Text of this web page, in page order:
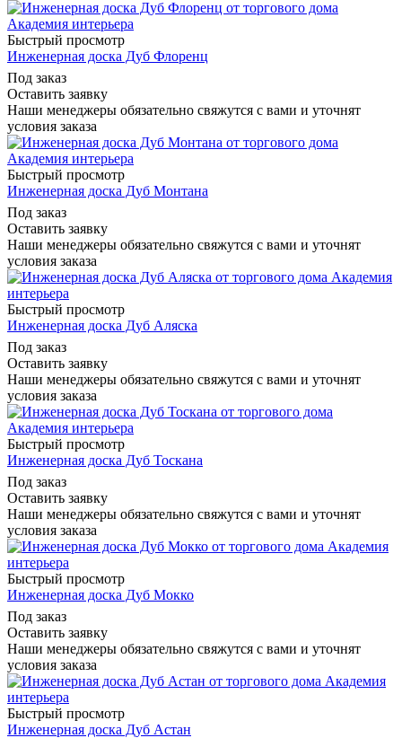
Быстрый просмотр
Инженерная доска Дуб Флоренц
Под заказ
Оставить заявку
Наши менеджеры обязательно свяжутся с вами и уточнят
условия заказа
Быстрый просмотр
Инженерная доска Дуб Монтана
Под заказ
Оставить заявку
Наши менеджеры обязательно свяжутся с вами и уточнят
условия заказа
Быстрый просмотр
Инженерная доска Дуб Аляска
Под заказ
Оставить заявку
Наши менеджеры обязательно свяжутся с вами и уточнят
условия заказа
Быстрый просмотр
Инженерная доска Дуб Тоскана
Под заказ
Оставить заявку
Наши менеджеры обязательно свяжутся с вами и уточнят
условия заказа
Быстрый просмотр
Инженерная доска Дуб Мокко
Под заказ
Оставить заявку
Наши менеджеры обязательно свяжутся с вами и уточнят
условия заказа
Быстрый просмотр
Инженерная доска Дуб Астан